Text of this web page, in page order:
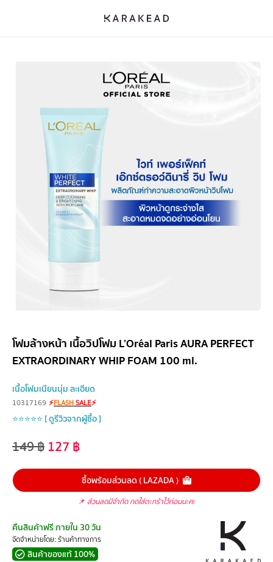
โฟมล้างหน้า เนื้อวิปโฟม L’Oréal Paris AURA PERFECT
EXTRAORDINARY WHIP FOAM 100 ml.
เนื้อโฟมเนียนนุ่ม ละเอียด
10317169 ⚡FLASHSALE⚡
⭐⭐⭐⭐⭐ [ ดูรีวิวจากผู้ซื้อ ]
149฿ 127 ฿
ซื้อพร้อมส่วนลด ( LAZADA )
📌 ส่วนลดมีจำกัด กดใส่ตะกร้าไว้ก่อนนะคะ
คืนสินค้าฟรี ภายใน 30 วัน
จัดจำหน่ายโดย: ร้านค้าทางการ
สินค้าของแท้ 100%